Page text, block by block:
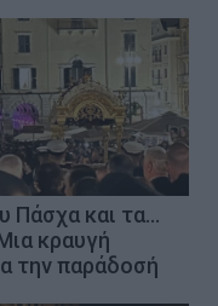
Πάσχα και τα...
κραυγή
την παράδοσή